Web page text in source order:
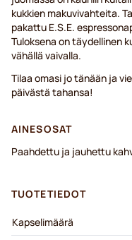
kukkien makuvivahteita.
pakattu E.S.E.
Tuloksena on täydellinen
vähällä vaivalla.
Tilaa omasi jo tänään ja
päivästä tahansa!
AINESOSAT
Paahdettu ja jauhettu
TUOTETIEDOT
Kapselimäärä